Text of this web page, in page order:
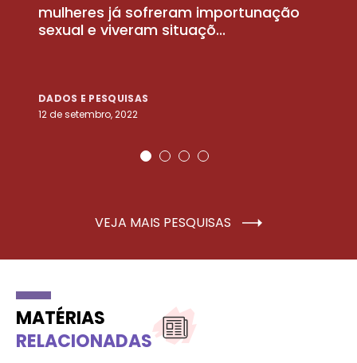
mulheres já sofreram importunação
sexual e viveram situaçõ...
DADOS E PESQUISAS
12 de setembro, 2022
VEJA MAIS PESQUISAS
MATÉRIAS
RELACIONADAS